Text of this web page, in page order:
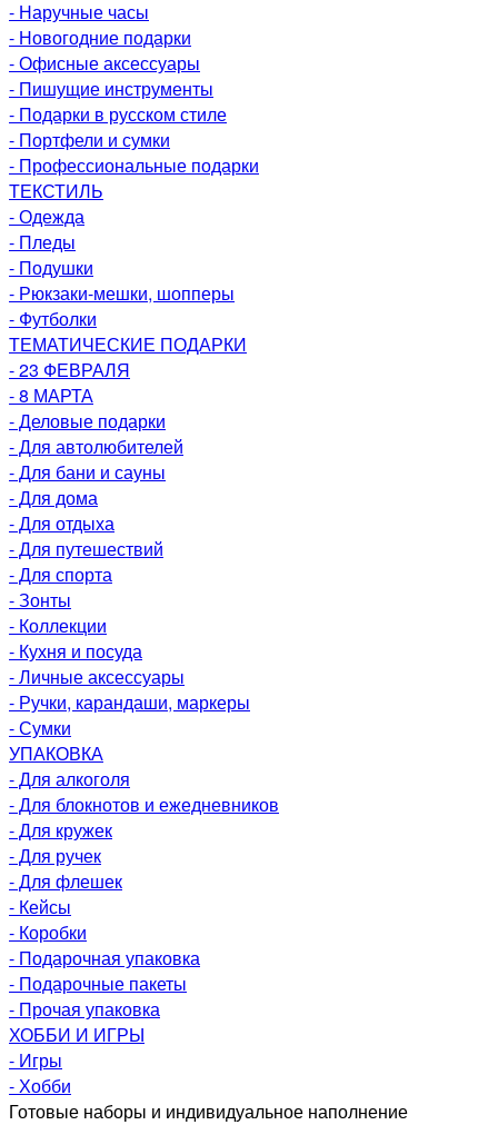
- Наручные часы
- Новогодние подарки
- Офисные аксессуары
- Пишущие инструменты
- Подарки в русском стиле
- Портфели и сумки
- Профессиональные подарки
ТЕКСТИЛЬ
- Одежда
- Пледы
- Подушки
- Рюкзаки-мешки, шопперы
- Футболки
ТЕМАТИЧЕСКИЕ ПОДАРКИ
- 23 ФЕВРАЛЯ
- 8 МАРТА
- Деловые подарки
- Для автолюбителей
- Для бани и сауны
- Для дома
- Для отдыха
- Для путешествий
- Для спорта
- Зонты
- Коллекции
- Кухня и посуда
- Личные аксессуары
- Ручки, карандаши, маркеры
- Сумки
УПАКОВКА
- Для алкоголя
- Для блокнотов и ежедневников
- Для кружек
- Для ручек
- Для флешек
- Кейсы
- Коробки
- Подарочная упаковка
- Подарочные пакеты
- Прочая упаковка
ХОББИ И ИГРЫ
- Игры
- Хобби
Готовые наборы и индивидуальное наполнение